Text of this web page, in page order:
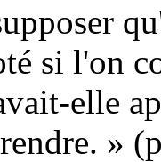
si l'on
elle
»